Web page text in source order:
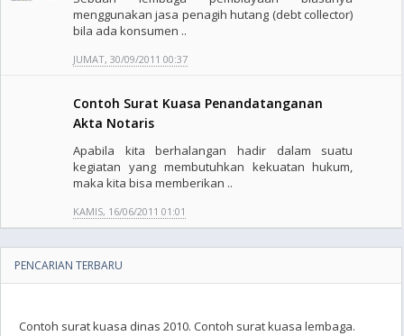
menggunakan jasa penagih hutang (debt collector)
bila ada konsumen ..
JUMAT, 30/09/2011 00:37
Contoh Surat Kuasa Penandatanganan
Akta Notaris
Apabila kita berhalangan hadir dalam suatu
kegiatan yang membutuhkan kekuatan hukum,
maka kita bisa memberikan ..
KAMIS, 16/06/2011 01:01
PENCARIAN TERBARU
Contoh surat kuasa dinas 2010. Contoh surat kuasa lembaga.